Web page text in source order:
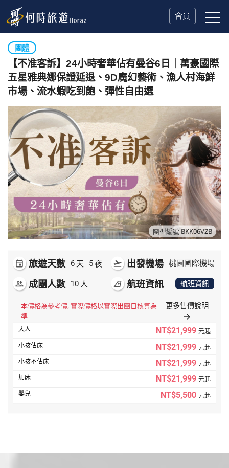
會員
團體
【不准客訴】24小時奢華佔有曼谷6日｜萬豪國際
五星雅典娜保證延退、9D魔幻藝術、漁人村海鮮
市場、流水蝦吃到飽、彈性自由選
團型編號 BKK06VZB
event 旅遊天數 6 天 5夜
people 成團人數 10 人
flight_takeoff 出發機場 桃園國際機場
airlines 航班資訊 航班資訊
本價格為參考價, 實際價格以實際出團日核算為
準
更多售價說明
arrow_forward
NT$21,999 元起
NT$21,999 元起
NT$21,999 元起
NT$21,999 元起
NT$5,500 元起